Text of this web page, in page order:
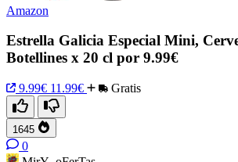
Amazon
Estrella Galicia Especial Mini,
Botellines x 20 cl por 9.99€
9.99€ 11.99€ Gratis
1645
0